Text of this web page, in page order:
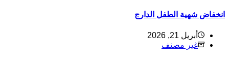
انخفاض شهية الطفل الدارج
أبريل 21, 2026
غير مصنف